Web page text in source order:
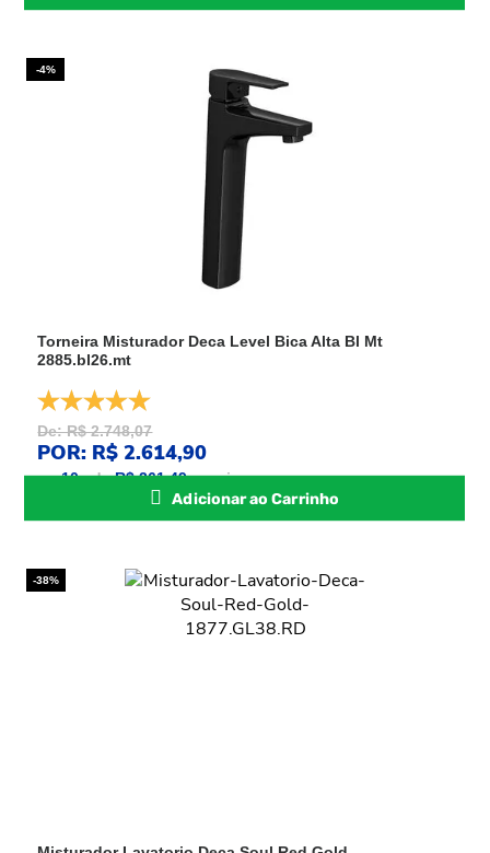
-4%
Torneira Misturador Deca Level Bica Alta Bl Mt
2885.bl26.mt
De: R$ 2.748,07
POR: R$ 2.614,90
ou10xdeR$ 261,49sem juros
Adicionar ao Carrinho
-38%